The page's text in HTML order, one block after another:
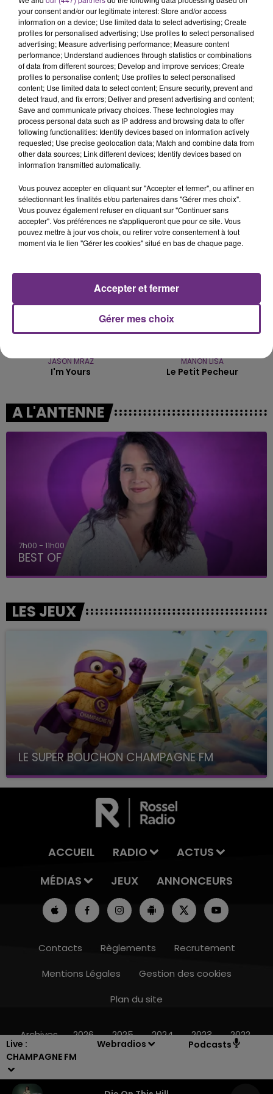
Live :
CHAMPAGNE FM
Webradios Podcasts
16h00 - 20h00
rémois. Le magasin JouéClub est contraint de
fermer ses portes.
TITRES DIFFUSÉS
4h15
4h15
SIENNA SPIRO
Die On This Hill
4h12
4h12
AMBRE
J'me Demande
4h08
4h08
JASON MRAZ
I'm Yours
4h06
4h06
MANON LISA
Le Petit Pecheur
A L'ANTENNE
7h00 - 11h00
BEST OF
LES JEUX
LE SUPER BOUCHON CHAMPAGNE FM
avec La Famille Champagne FM, à 8H10
ACCUEIL RADIO
ACTUS
MÉDIAS
JEUX ANNONCEURS
Contacts Règlements
Recrutement
Mentions Légales
Gestion des cookies
Plan du site
Archives 2026 2025 2024 2023 2022
your consent and/or our legitimate interest: Store and/or access
information on a device; Use limited data to select advertising; Create
profiles for personalised advertising; Use profiles to select personalised
advertising; Measure advertising performance; Measure content
performance; Understand audiences through statistics or combinations
of data from different sources; Develop and improve services; Create
profiles to personalise content; Use profiles to select personalised
content; Use limited data to select content; Ensure security, prevent and
detect fraud, and fix errors; Deliver and present advertising and content;
Save and communicate privacy choices. These technologies may
process personal data such as IP address and browsing data to offer
following functionalities: Identify devices based on information actively
requested; Use precise geolocation data; Match and combine data from
other data sources; Link different devices; Identify devices based on
information transmitted automatically.
Vous pouvez accepter en cliquant sur "Accepter et fermer", ou affiner en
sélectionnant les finalités et/ou partenaires dans "Gérer mes choix".
Vous pouvez également refuser en cliquant sur "Continuer sans
accepter". Vos préférences ne s'appliqueront que pour ce site. Vous
pouvez mettre à jour vos choix, ou retirer votre consentement à tout
moment via le lien "Gérer les cookies" situé en bas de chaque page.
Gérer mes choix
Accepter et fermer